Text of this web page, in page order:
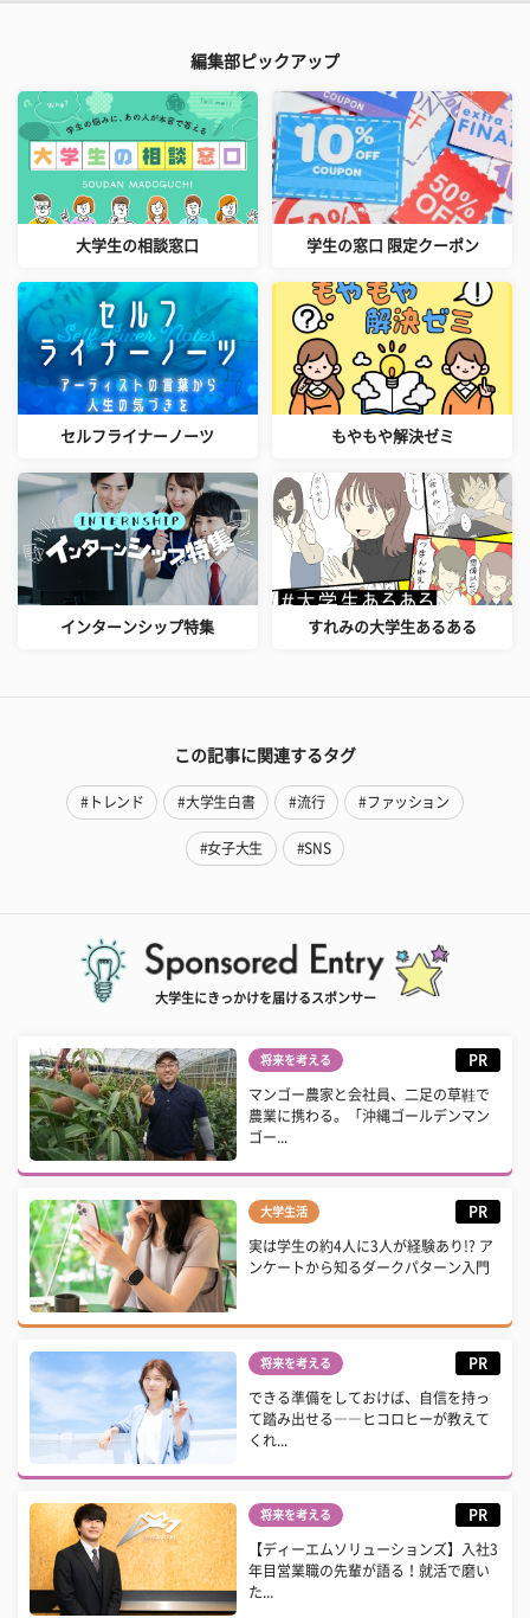
編集部ピックアップ
大学生の相談窓口 学生の窓口 限定クーポン
セルフライナーノーツ もやもや解決ゼミ
インターンシップ特集 すれみの大学生あるある
この記事に関連するタグ
#トレンド #大学生白書 #流行 #ファッション
#女子大生 #SNS
大学生にきっかけを届けるスポンサー
将来を考える PR
マンゴー農家と会社員、二足の草鞋で
農業に携わる。「沖縄ゴールデンマン
ゴー...
大学生活 PR
実は学生の約4人に3人が経験あり!? ア
ンケートから知るダークパターン入門
将来を考える PR
できる準備をしておけば、自信を持っ
て踏み出せる――ヒコロヒーが教えて
くれ...
将来を考える PR
【ディーエムソリューションズ】入社3
年目営業職の先輩が語る！就活で磨い
た...